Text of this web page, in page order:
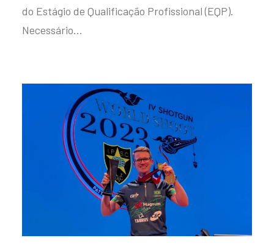
do Estágio de Qualificação Profissional (EQP).
Necessário…